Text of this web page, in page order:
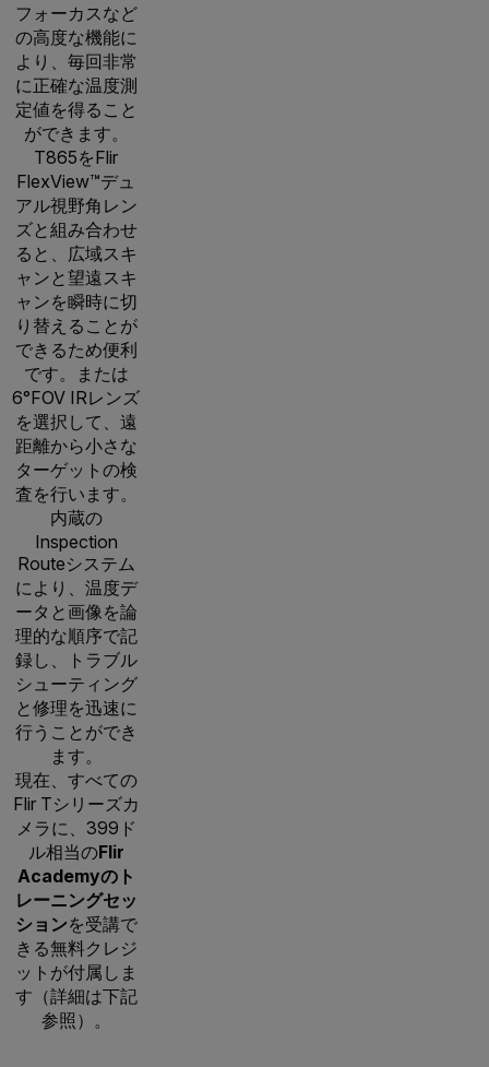
フォーカスなど
の高度な機能に
より、毎回非常
に正確な温度測
定値を得ること
ができます。
T865をFlir
FlexView™デュ
アル視野角レン
ズと組み合わせ
ると、広域スキ
ャンと望遠スキ
ャンを瞬時に切
り替えることが
できるため便利
です。または
6°FOV IRレンズ
を選択して、遠
距離から小さな
ターゲットの検
査を行います。
内蔵の
Inspection
Routeシステム
により、温度デ
ータと画像を論
理的な順序で記
録し、トラブル
シューティング
と修理を迅速に
行うことができ
ます。
現在、すべての
Flir Tシリーズカ
メラに、399ド
ル相当のFlir
Academyのト
レーニングセッ
ションを受講で
きる無料クレジ
ットが付属しま
す（詳細は下記
参照）。